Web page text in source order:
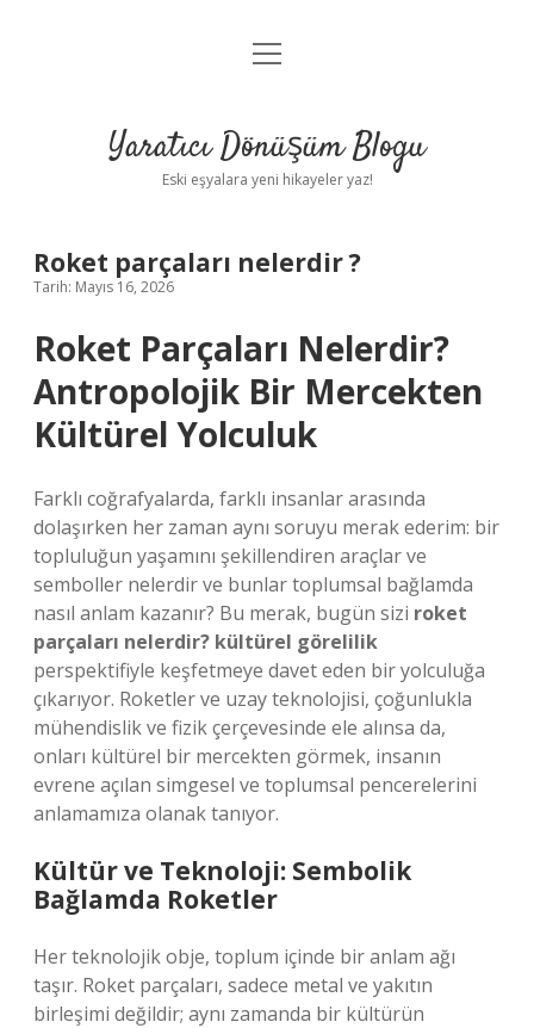
Anasayfa
Yasal Uyarı
menüyü
Yaratıcı Dönüşüm Blogu
Eski eşyalara yeni hikayeler yaz!
Roket parçaları nelerdir ?
Tarih: Mayıs 16, 2026
Roket Parçaları Nelerdir?
Antropolojik Bir Mercekten
Kültürel Yolculuk
Farklı coğrafyalarda, farklı insanlar arasında
dolaşırken her zaman aynı soruyu merak ederim: bir
topluluğun yaşamını şekillendiren araçlar ve
semboller nelerdir ve bunlar toplumsal bağlamda
nasıl anlam kazanır? Bu merak, bugün sizi roket
parçaları nelerdir? kültürel görelilik
perspektifiyle keşfetmeye davet eden bir yolculuğa
çıkarıyor. Roketler ve uzay teknolojisi, çoğunlukla
mühendislik ve fizik çerçevesinde ele alınsa da,
onları kültürel bir mercekten görmek, insanın
evrene açılan simgesel ve toplumsal pencerelerini
anlamamıza olanak tanıyor.
Kültür ve Teknoloji: Sembolik
Bağlamda Roketler
Her teknolojik obje, toplum içinde bir anlam ağı
taşır. Roket parçaları, sadece metal ve yakıtın
birleşimi değildir; aynı zamanda bir kültürün